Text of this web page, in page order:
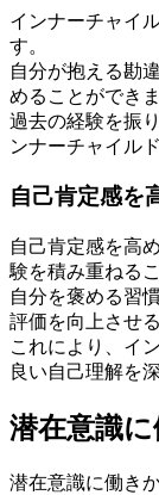
インナーチャイ
す。
自分が抱える勘
めることができま
過去の経験を振
ンナーチャイル
自己肯定感を
自己肯定感を高
験を積み重ねる
自分を褒める習
評価を向上させ
これにより、イ
良い自己理解を
潜在意識
潜在意識に働き